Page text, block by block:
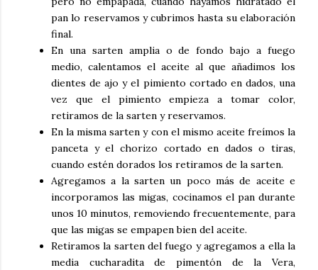
pan lo reservamos y cubrimos hasta su elaboración
final.
En una sarten amplia o de fondo bajo a fuego
medio, calentamos el aceite al que añadimos los
dientes de ajo y el pimiento cortado en dados, una
vez que el pimiento empieza a tomar color,
retiramos de la sarten y reservamos.
En la misma sarten y con el mismo aceite freímos la
panceta y el chorizo cortado en dados o tiras,
cuando estén dorados los retiramos de la sarten.
Agregamos a la sarten un poco más de aceite e
incorporamos las migas, cocinamos el pan durante
unos 10 minutos, removiendo frecuentemente, para
que las migas se empapen bien del aceite.
Retiramos la sarten del fuego y agregamos a ella la
media cucharadita de pimentón de la Vera,